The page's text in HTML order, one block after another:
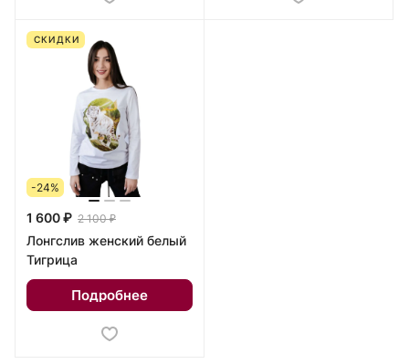
СКИДКИ
-24%
1 600 ₽ 2 100 ₽
Лонгслив женский белый
Тигрица
Подробнее